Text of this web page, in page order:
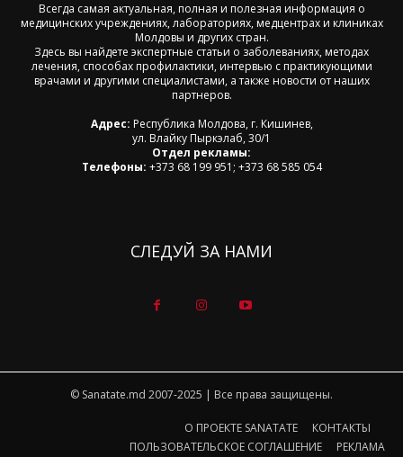
Всегда самая актуальная, полная и полезная информация о
медицинских учреждениях, лабораториях, медцентрах и клиниках
Молдовы и других стран.
Здесь вы найдете экспертные статьи о заболеваниях, методах
лечения, способах профилактики, интервью с практикующими
врачами и другими специалистами, а также новости от наших
партнеров.
Адрес: Республика Молдова, г. Кишинев,
ул. Влайку Пыркэлаб, 30/1
Отдел рекламы:
Телефоны: +373 68 199 951; +373 68 585 054
СЛЕДУЙ ЗА НАМИ
© Sanatate.md 2007-2025 | Все права защищены.
О ПРОЕКТЕ SANATATE
КОНТАКТЫ
ПОЛЬЗОВАТЕЛЬСКОЕ СОГЛАШЕНИЕ
РЕКЛАМА